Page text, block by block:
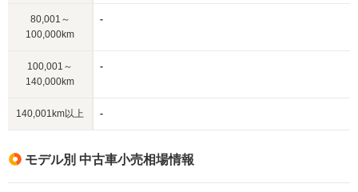
80,001～
100,000km
-
100,001～
140,000km
-
140,001km以上 -
モデル別 中古車小売相場情報